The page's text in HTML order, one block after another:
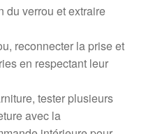
du verrou et extraire
reconnecter la prise et
en respectant leur
tester plusieurs
avec la